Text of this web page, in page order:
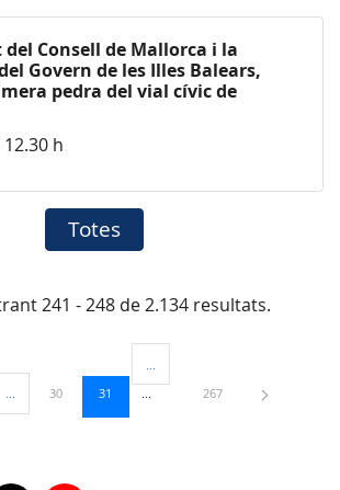
del Consell de Mallorca i la
Govern de les Illes Balears,
pedra del vial cívic de
h
Totes
241 - 248 de 2.134 resultats.
...Pàgines intermèdies Utilitzeu TAB per navegar.
Pàgina
30 Pàgina
31
Pàgines intermèdies Utilitzeu
Pàgina
267